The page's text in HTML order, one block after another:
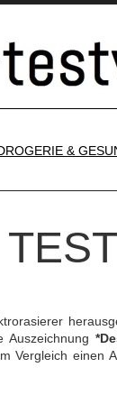
&
Auszeichnung
Vergleich einen